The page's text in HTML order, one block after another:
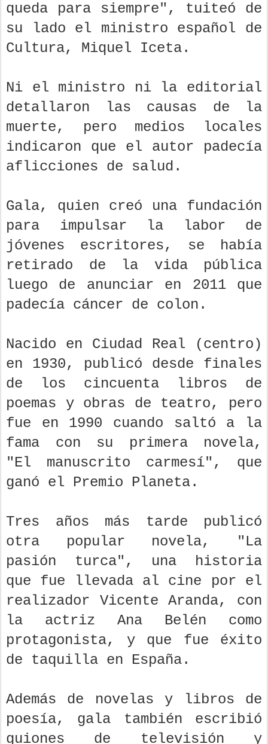
queda para siempre", tuiteó de
su lado el ministro español de
Cultura, Miquel Iceta.
Ni el ministro ni la editorial
detallaron las causas de la
muerte, pero medios locales
indicaron que el autor padecía
aflicciones de salud.
Gala, quien creó una fundación
para impulsar la labor de
jóvenes escritores, se había
retirado de la vida pública
luego de anunciar en 2011 que
padecía cáncer de colon.
Nacido en Ciudad Real (centro)
en 1930, publicó desde finales
de los cincuenta libros de
poemas y obras de teatro, pero
fue en 1990 cuando saltó a la
fama con su primera novela,
"El manuscrito carmesí", que
ganó el Premio Planeta.
Tres años más tarde publicó
otra popular novela, "La
pasión turca", una historia
que fue llevada al cine por el
realizador Vicente Aranda, con
la actriz Ana Belén como
protagonista, y que fue éxito
de taquilla en España.
Además de novelas y libros de
poesía, gala también escribió
guiones de televisión y